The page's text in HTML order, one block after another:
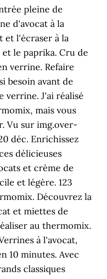
pleine de
d'avocat à la
et l'écraser à la
le paprika. Cru de
verrine. Refaire
besoin avant de
verrine. J'ai réalisé
mais vous
Vu sur img.over-
déc. Enrichissez
délicieuses
et crème de
et légère. 123
Découvrez la
et miettes de
au thermomix.
à l'avocat,
10 minutes. Avec
classiques